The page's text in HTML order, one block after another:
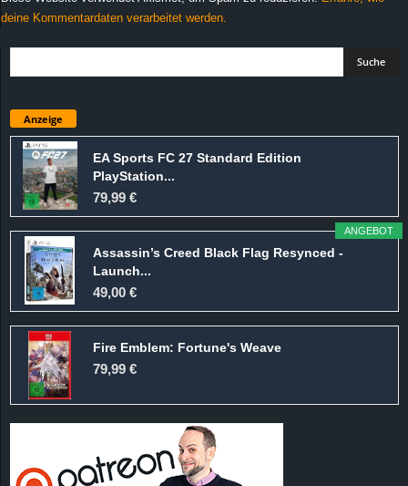
deine Kommentardaten verarbeitet werden.
Anzeige
EA Sports FC 27 Standard Edition
PlayStation...
79,99 €
ANGEBOT
Assassin’s Creed Black Flag Resynced -
Launch...
49,00 €
Fire Emblem: Fortune's Weave
79,99 €